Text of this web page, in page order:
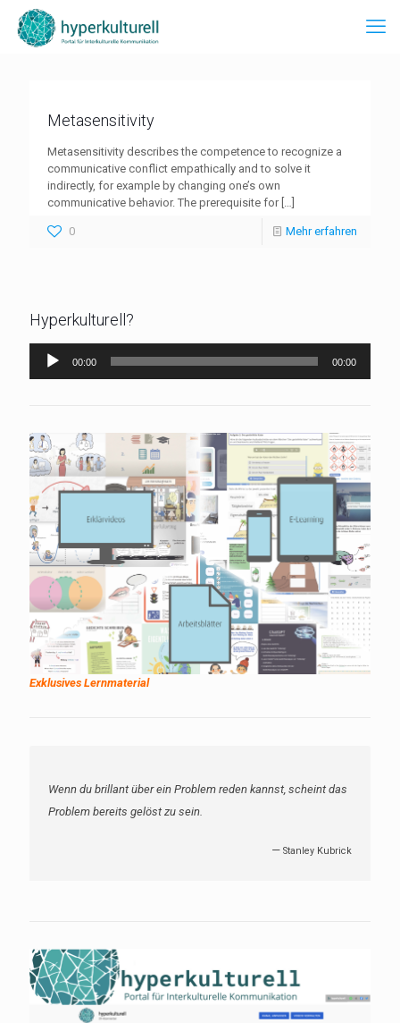
Metasensitivity
Metasensitivity describes the competence to recognize a
communicative conflict empathically and to solve it
indirectly, for example by changing one’s own
communicative behavior. The prerequisite for[…]
0 Mehr erfahren
Hyperkulturell?
Audio-
Player
00:00 00:00
Exklusives Lernmaterial
Wenn du brillant über ein Problem reden kannst, scheint das
Problem bereits gelöst zu sein.
—Stanley Kubrick